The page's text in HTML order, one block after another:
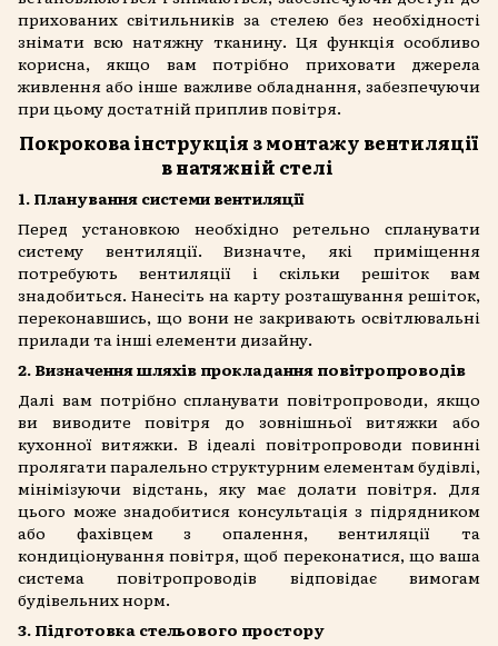
прихованих світильників за стелею без необхідності
знімати всю натяжну тканину. Ця функція особливо
корисна, якщо вам потрібно приховати джерела
живлення або інше важливе обладнання, забезпечуючи
при цьому достатній приплив повітря.
Покрокова інструкція з монтажу вентиляції
в натяжній стелі
1. Планування системи вентиляції
Перед установкою необхідно ретельно спланувати
систему вентиляції. Визначте, які приміщення
потребують вентиляції і скільки решіток вам
знадобиться. Нанесіть на карту розташування решіток,
переконавшись, що вони не закривають освітлювальні
прилади та інші елементи дизайну.
2. Визначення шляхів прокладання повітропроводів
Далі вам потрібно спланувати повітропроводи, якщо
ви виводите повітря до зовнішньої витяжки або
кухонної витяжки. В ідеалі повітропроводи повинні
пролягати паралельно структурним елементам будівлі,
мінімізуючи відстань, яку має долати повітря. Для
цього може знадобитися консультація з підрядником
або фахівцем з опалення, вентиляції та
кондиціонування повітря, щоб переконатися, що ваша
система повітропроводів відповідає вимогам
будівельних норм.
3. Підготовка стельового простору